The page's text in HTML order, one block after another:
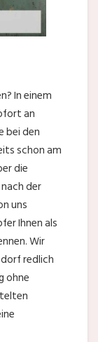
In einem
an
bei den
schon am
die
der
uns
Ihnen als
Wir
redlich
ohne